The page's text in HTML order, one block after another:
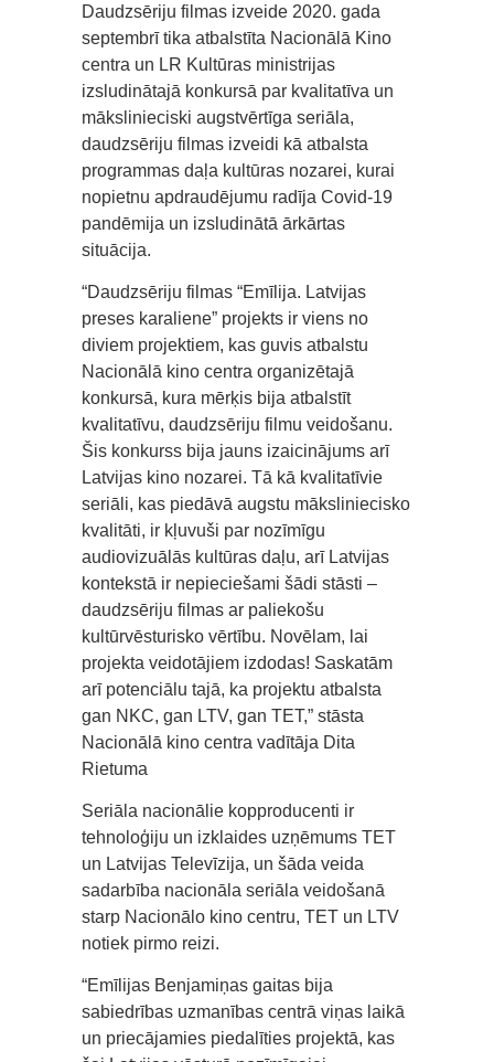
Daudzsēriju filmas izveide 2020. gada
septembrī tika atbalstīta Nacionālā Kino
centra un LR Kultūras ministrijas
izsludinātajā konkursā par kvalitatīva un
mākslinieciski augstvērtīga seriāla,
daudzsēriju filmas izveidi kā atbalsta
programmas daļa kultūras nozarei, kurai
nopietnu apdraudējumu radīja Covid-19
pandēmija un izsludinātā ārkārtas
situācija.
“Daudzsēriju filmas “Emīlija. Latvijas
preses karaliene” projekts ir viens no
diviem projektiem, kas guvis atbalstu
Nacionālā kino centra organizētajā
konkursā, kura mērķis bija atbalstīt
kvalitatīvu, daudzsēriju filmu veidošanu.
Šis konkurss bija jauns izaicinājums arī
Latvijas kino nozarei. Tā kā kvalitatīvie
seriāli, kas piedāvā augstu māksliniecisko
kvalitāti, ir kļuvuši par nozīmīgu
audiovizuālās kultūras daļu, arī Latvijas
kontekstā ir nepieciešami šādi stāsti –
daudzsēriju filmas ar paliekošu
kultūrvēsturisko vērtību. Novēlam, lai
projekta veidotājiem izdodas! Saskatām
arī potenciālu tajā, ka projektu atbalsta
gan NKC, gan LTV, gan TET,” stāsta
Nacionālā kino centra vadītāja Dita
Rietuma
Seriāla nacionālie kopproducenti ir
tehnoloģiju un izklaides uzņēmums TET
un Latvijas Televīzija, un šāda veida
sadarbība nacionāla seriāla veidošanā
starp Nacionālo kino centru, TET un LTV
notiek pirmo reizi.
“Emīlijas Benjamiņas gaitas bija
sabiedrības uzmanības centrā viņas laikā
un priecājamies piedalīties projektā, kas